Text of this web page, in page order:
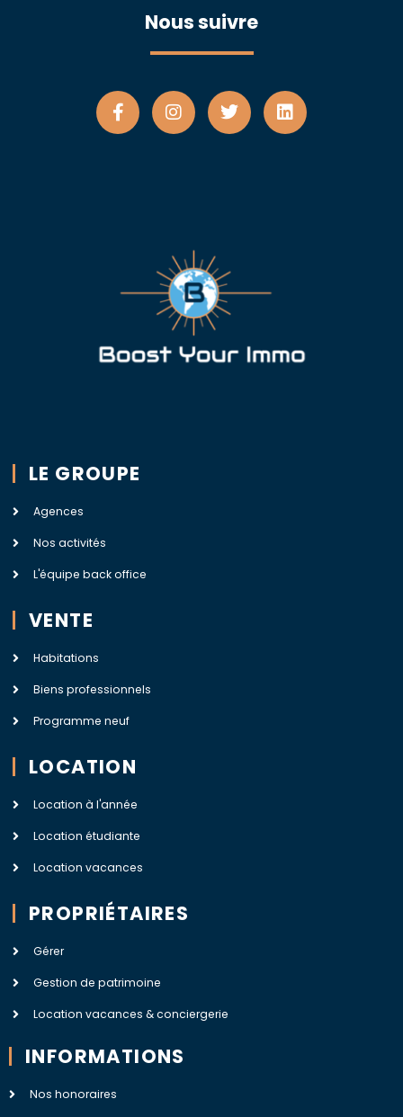
Nous suivre
LE GROUPE
Agences
Nos activités
L'équipe back office
VENTE
Habitations
Biens professionnels
Programme neuf
LOCATION
Location à l'année
Location étudiante
Location vacances
PROPRIÉTAIRES
Gérer
Gestion de patrimoine
Location vacances & conciergerie
INFORMATIONS
Nos honoraires